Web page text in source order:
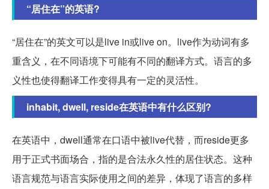
“居住在”的英语?
“居住在”的英文可以是live in或live on。live作为动词有多
重含义，在不同语境下可能有不同的翻译方式。语言的多
义性也使得翻译工作变得具有一定的灵活性。
inhabit, dwell, reside在英语中有什么区别?
在英语中，dwell通常在口语中被live代替，而reside更多
用于正式书面场合，指的是合法永久性的居住状态。这种
语言规范与语言实际使用之间的差异，体现了语言的多样